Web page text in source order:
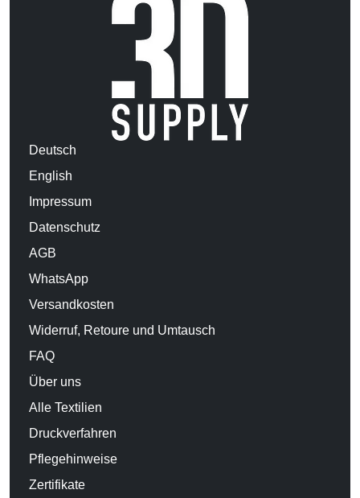
Deutsch
English
Impressum
Datenschutz
AGB
WhatsApp
Versandkosten
Widerruf, Retoure und Umtausch
FAQ
Über uns
Alle Textilien
Druckverfahren
Pflegehinweise
Zertifikate